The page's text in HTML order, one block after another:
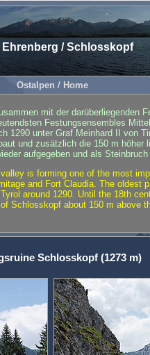
Ehrenberg / Schlosskopf
Ostalpen / Home
mit der darüberliegenden
Festungsensembles
1290 unter Graf Meinhard II von
und zusätzlich die 150 m höher
aufgegeben und als Steinbruch
is forming one of the most
and Fort Claudia. The oldest
around 1290. Until the 18th
Schlosskopf about 150 m above
Schlosskopf (1273 m)